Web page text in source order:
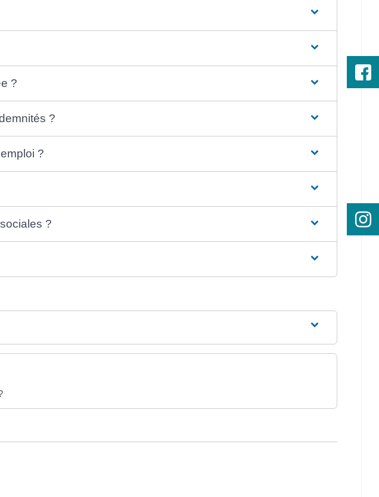
?
?
?
?